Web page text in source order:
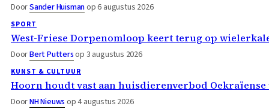
DoorSander Huismanop 6 augustus 2026
SPORT
West-Friese Dorpenomloop keert terug op
DoorBert Puttersop 3 augustus 2026
KUNST & CULTUUR
Hoorn houdt vast aan huisdierenverbod
DoorNH Nieuws op 4 augustus 2026